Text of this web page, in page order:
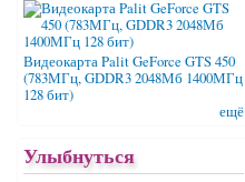
Видеокарта Palit GeForce GTS 450
(783МГц, GDDR3 2048Мб 1400МГц
128 бит)
ещё
Улыбнуться